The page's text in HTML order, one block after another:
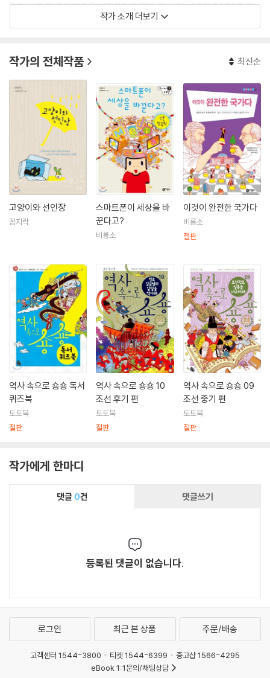
운 어느 오후' 등의 단편을 발표하기도 했다. 저서로는 『로봇 ROBOT』이
작가 소개 더보기
작가의 전체작품 최신순
고양이와 선인장
꼼지락
스마트폰이 세상을 바
꾼다고?
비룡소
이것이 완전한 국가다
비룡소
절판
역사 속으로 숑숑 독서
퀴즈북
토토북
절판
역사 속으로 숑숑 10
조선 후기 편
토토북
절판
역사 속으로 숑숑 09
조선 중기 편
토토북
절판
작가에게 한마디
댓글 0건 댓글쓰기
등록된 댓글이 없습니다.
로그인 최근 본 상품 주문/배송
고객센터 1544-3800 티켓 1544-6399
중고샵 1566-4295
eBook 1:1문의/채팅상담